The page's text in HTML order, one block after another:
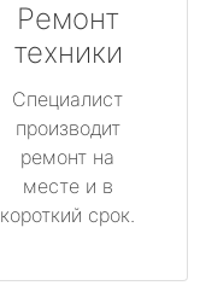
Ремонт
техники
Специалист
производит
ремонт на
месте и в
короткий срок.